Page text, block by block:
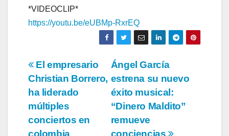
*VIDEOCLIP*
https://youtu.be/eUBMp-RxrEQ
Navegación
de
entradas
Ángel García
estrena su nuevo
éxito musical:
“Dinero Maldito”
remueve
conciencias
El empresario
Christian Borrero,
ha liderado
múltiples
conciertos en
colombia